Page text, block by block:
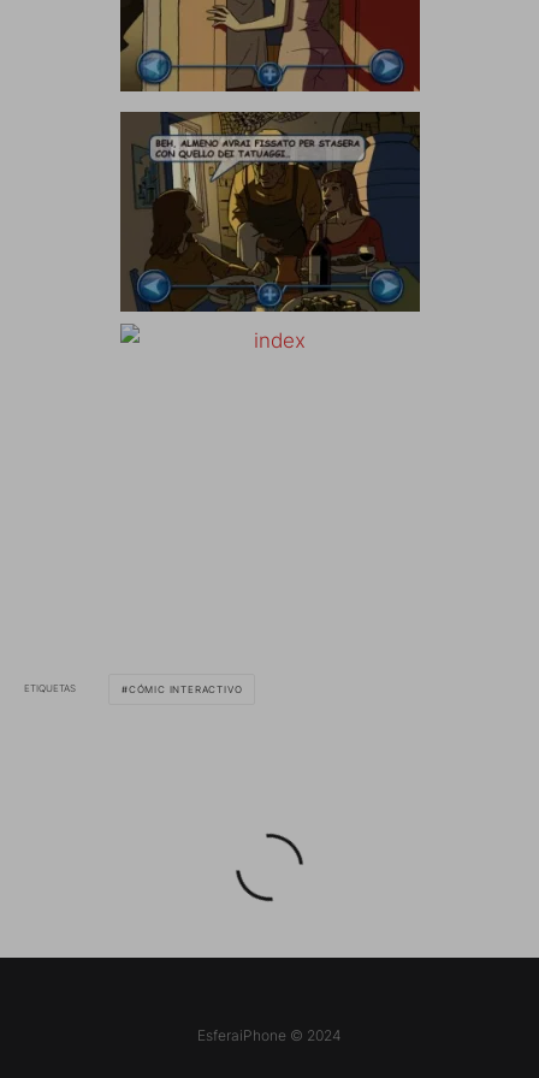
ETIQUETAS CÓMIC INTERACTIVO
EsferaiPhone © 2024